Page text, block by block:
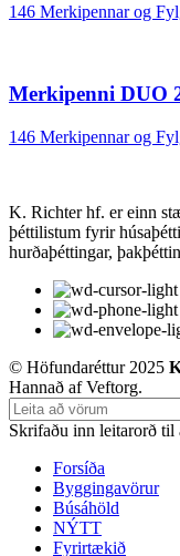
146 Merkipennar og
Merkipenni DUO
146 Merkipennar og
K. Richter hf. er einn
þéttilistum fyrir
hurðaþéttingar,
© Höfundaréttur 2025
Hannað af Veftorg.
Skrifaðu inn leitarorð til
Forsíða
Byggingavörur
Búsáhöld
NÝTT
Fyrirtækið